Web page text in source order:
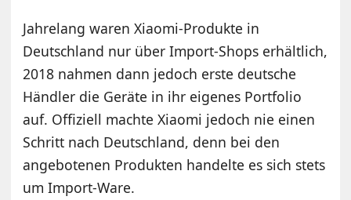
Jahrelang waren Xiaomi-Produkte in
Deutschland nur über Import-Shops erhältlich,
2018 nahmen dann jedoch erste deutsche
Händler die Geräte in ihr eigenes Portfolio
auf. Offiziell machte Xiaomi jedoch nie einen
Schritt nach Deutschland, denn bei den
angebotenen Produkten handelte es sich stets
um Import-Ware.